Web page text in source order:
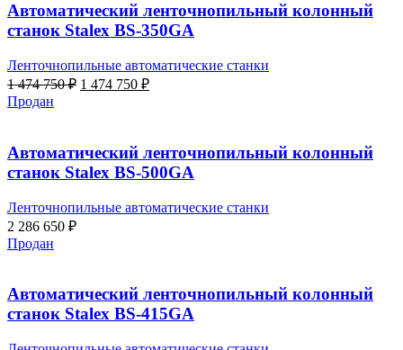
Автоматический ленточнопильный колонный
станок Stalex BS-350GA
Ленточнопильные автоматические станки
1 474 750₽ Первоначальная
750 ₽.
1 474 750 ₽Текущая
750 ₽.
Продан
Автоматический ленточнопильный колонный
станок Stalex BS-500GА
Ленточнопильные автоматические станки
2 286 650 ₽
Продан
Автоматический ленточнопильный колонный
станок Stalex BS-415GA